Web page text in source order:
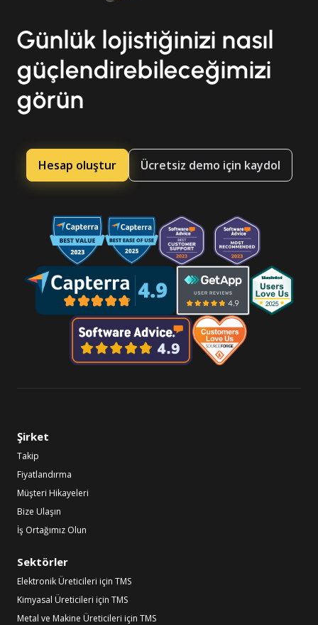
Günlük lojistiğinizi nasıl
güçlendirebileceğimizi
görün
Hesap oluştur Ücretsiz demo için kaydol
Şirket
Takip
Fiyatlandırma
Müşteri Hikayeleri
Bize Ulaşın
İş Ortağımız Olun
Sektörler
Elektronik Üreticileri için TMS
Kimyasal Üreticileri için TMS
Metal ve Makine Üreticileri için TMS